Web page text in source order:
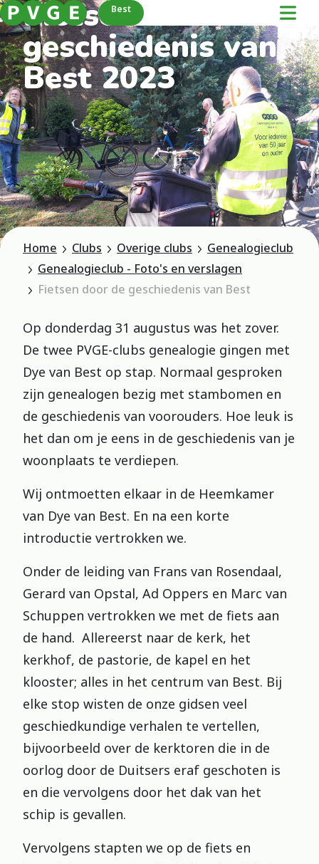
Best
Fietsen door de
geschiedenis van
Best 2023
Home Clubs Overige clubs
Genealogieclub
Genealogieclub - Foto's en verslagen
Fietsen door de geschiedenis van Best
Op donderdag 31 augustus was het zover.
De twee PVGE-clubs genealogie gingen met
Dye van Best op stap. Normaal gesproken
zijn genealogen bezig met stambomen en
de geschiedenis van voorouders. Hoe leuk is
het dan om je eens in de geschiedenis van je
woonplaats te verdiepen.
Wij ontmoetten elkaar in de Heemkamer
van Dye van Best. En na een korte
introductie vertrokken we.
Onder de leiding van Frans van Rosendaal,
Gerard van Opstal, Ad Oppers en Marc van
Schuppen vertrokken we met de fiets aan
de hand. Allereerst naar de kerk, het
kerkhof, de pastorie, de kapel en het
klooster; alles in het centrum van Best. Bij
elke stop wisten de onze gidsen veel
geschiedkundige verhalen te vertellen,
bijvoorbeeld over de kerktoren die in de
oorlog door de Duitsers eraf geschoten is
en die vervolgens door het dak van het
schip is gevallen.
Vervolgens stapten we op de fiets en